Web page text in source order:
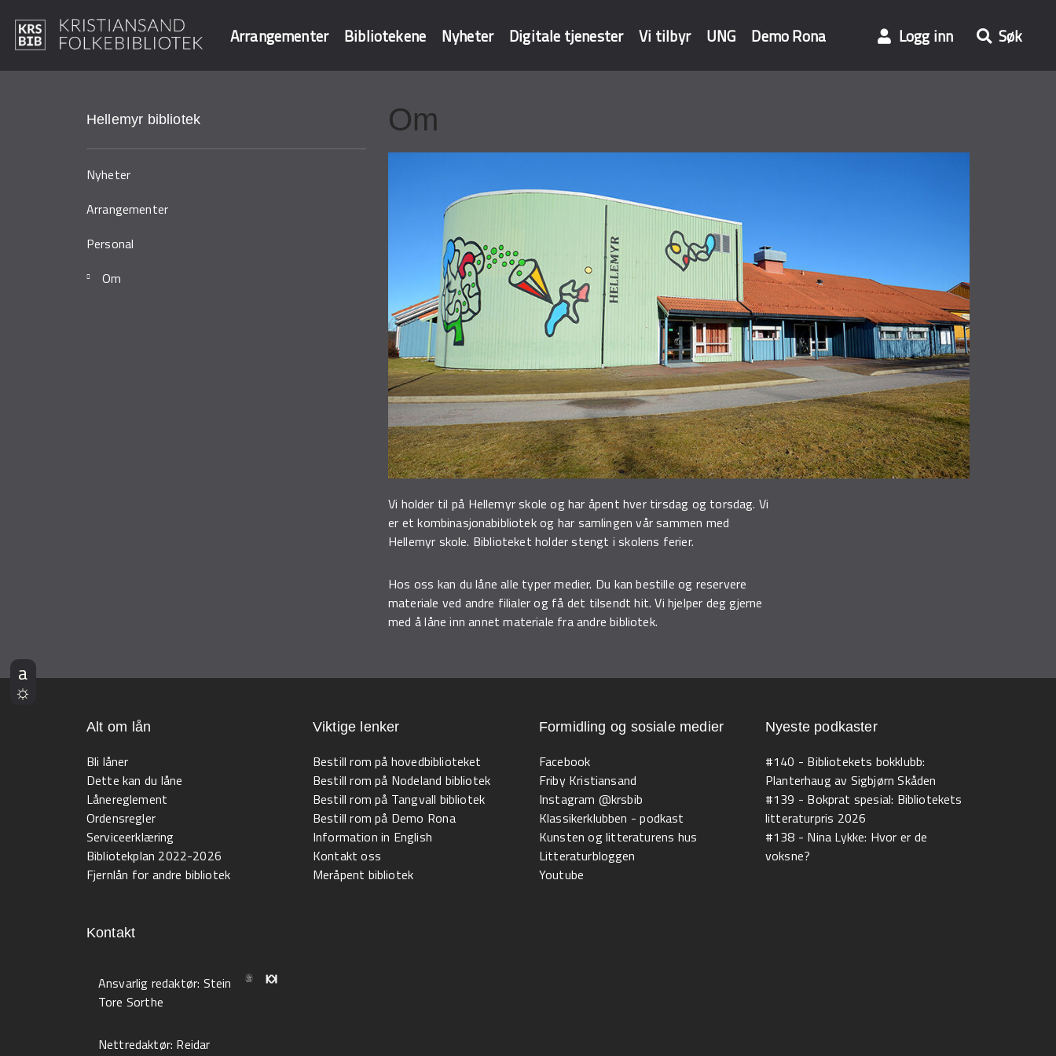
Arrangementer Bibliotekene Nyheter Digitale tjenester Vi tilbyr UNG Demo Rona Logg inn Søk
Hellemyr bibliotek
Nyheter
Arrangementer
Personal
Om
Om
Vi holder til på Hellemyr skole og har åpent hver tirsdag og torsdag. Vi
er et kombinasjonabibliotek og har samlingen vår sammen med
Hellemyr skole. Biblioteket holder stengt i skolens ferier.
Hos oss kan du låne alle typer medier. Du kan bestille og reservere
materiale ved andre filialer og få det tilsendt hit. Vi hjelper deg gjerne
med å låne inn annet materiale fra andre bibliotek.
Alt om lån
Bli låner
Dette kan du låne
Lånereglement
Ordensregler
Serviceerklæring
Bibliotekplan 2022-2026
Fjernlån for andre bibliotek
Viktige lenker
Bestill rom på hovedbiblioteket
Bestill rom på Nodeland bibliotek
Bestill rom på Tangvall bibliotek
Bestill rom på Demo Rona
Information in English
Kontakt oss
Meråpent bibliotek
Formidling og sosiale medier
Facebook
Friby Kristiansand
Instagram @krsbib
Klassikerklubben - podkast
Kunsten og litteraturens hus
Litteraturbloggen
Youtube
Nyeste podkaster
#140 - Bibliotekets bokklubb:
Planterhaug av Sigbjørn Skåden
#139 - Bokprat spesial: Bibliotekets
litteraturpris 2026
#138 - Nina Lykke: Hvor er de
voksne?
Kontakt
Ansvarlig redaktør: Stein
Tore Sorthe
Nettredaktør: Reidar